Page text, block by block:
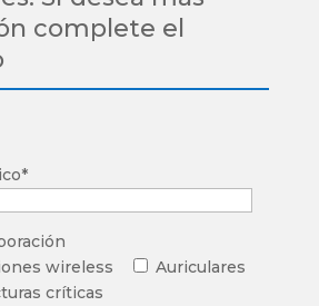
complete el
wireless
Auriculares
críticas